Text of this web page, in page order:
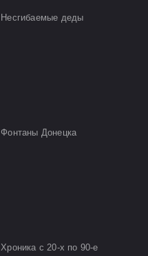
Несгибаемые деды
Фонтаны Донецка
Хроника с 20-х по 90-е